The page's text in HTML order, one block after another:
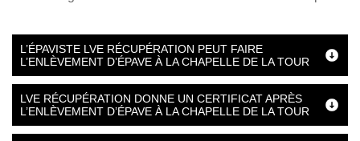
L’ÉPAVISTE LVE RÉCUPÉRATION PEUT FAIRE
L’ENLÈVEMENT D’ÉPAVE À LA CHAPELLE DE LA TOUR
LVE RÉCUPÉRATION DONNE UN CERTIFICAT APRÈS
L’ENLÈVEMENT D’ÉPAVE À LA CHAPELLE DE LA TOUR